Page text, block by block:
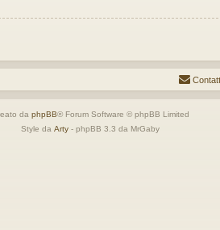
da phpBB® Forum Software © phpBB Limited
Style da Arty - phpBB 3.3 da MrGaby